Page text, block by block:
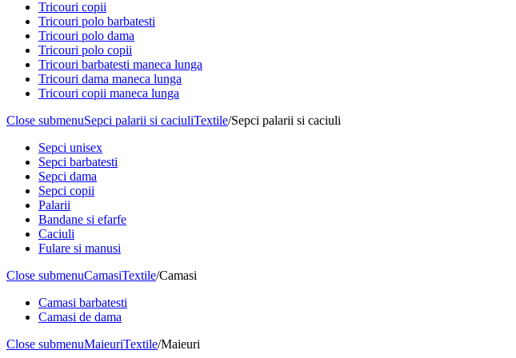
Tricouri copii
Tricouri polo barbatesti
Tricouri polo dama
Tricouri polo copii
Tricouri barbatesti maneca lunga
Tricouri dama maneca lunga
Tricouri copii maneca lunga
Close submenuSepci palarii si caciuliTextile/Sepci palarii si caciuli
Sepci unisex
Sepci barbatesti
Sepci dama
Sepci copii
Palarii
Bandane si efarfe
Caciuli
Fulare si manusi
Close submenuCamasiTextile/Camasi
Camasi barbatesti
Camasi de dama
Close submenuMaieuriTextile/Maieuri